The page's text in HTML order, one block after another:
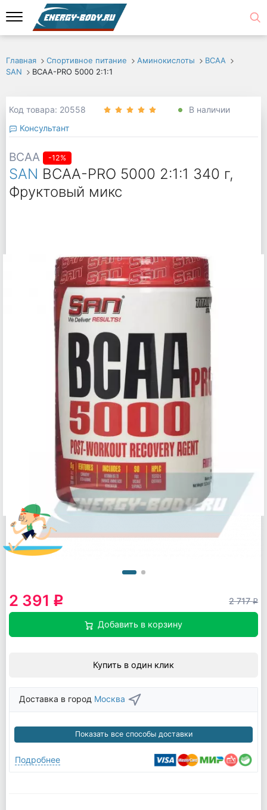
Главная Спортивное питание Аминокислоты
ВСАА
SAN
BCAA-PRO 5000 2:1:1
Код товара: 20558
В наличии
Консультант
BCAA -12%
SAN BCAA-PRO 5000 2:1:1 340 г,
Фруктовый микс
2 391 q 2 717q
Добавить в корзину
Купить в один клик
Доставка в город Москва
Показать все способы доставки
Подробнее